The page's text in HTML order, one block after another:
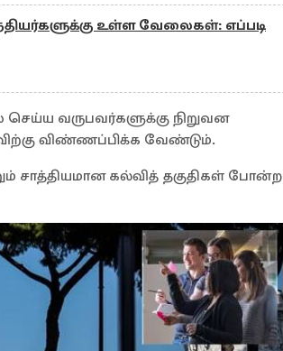
உள்ள வேலைகள்: எப்படி
வருபவர்களுக்கு நிறுவன
விண்ணப்பிக்க வேண்டும்.
சாத்தியமான கல்வித் தகுதிகள் போன்ற